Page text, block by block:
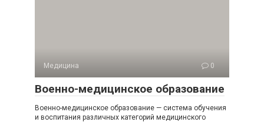
Медицина 0
Военно-медицинское образование
Военно-медицинское образование — система обучения
и воспитания различных категорий медицинского